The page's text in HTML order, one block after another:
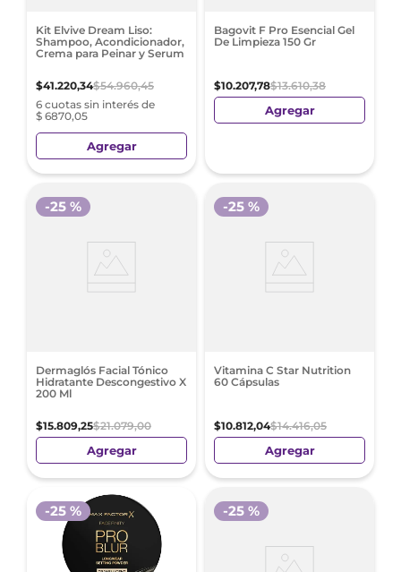
Kit Elvive Dream Liso:
Shampoo, Acondicionador,
Crema para Peinar y Serum
$41.220,34$54.960,45
6 cuotas sin interés de
$ 6870,05
Agregar
Bagovit F Pro Esencial Gel
De Limpieza 150 Gr
$10.207,78$13.610,38
Agregar
Dermaglós Facial Tónico
Hidratante Descongestivo X
200 Ml
$15.809,25$21.079,00
-25 %
Agregar
Vitamina C Star Nutrition
60 Cápsulas
$10.812,04$14.416,05
-25 %
Agregar
-25 % -25 %